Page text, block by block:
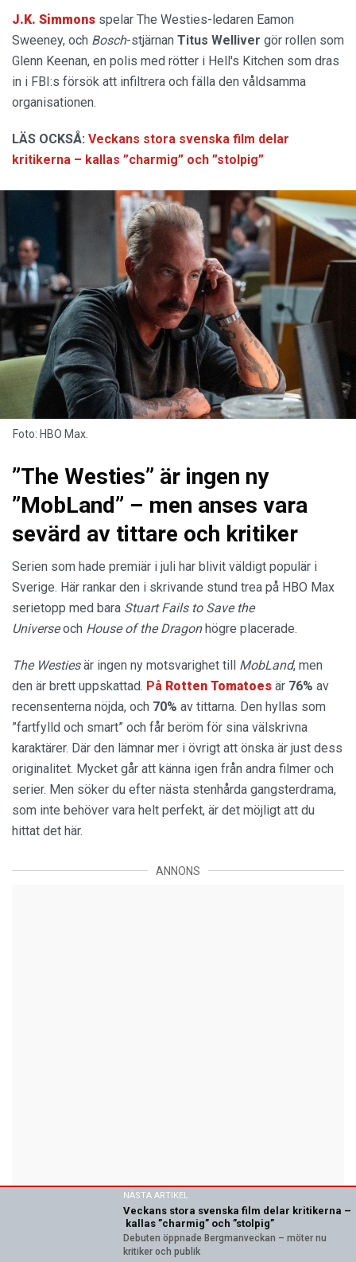
J.K. Simmons spelar The Westies-ledaren Eamon
Sweeney, och Bosch-stjärnan Titus Welliver gör rollen som
Glenn Keenan, en polis med rötter i Hell's Kitchen som dras
in i FBI:s försök att infiltrera och fälla den våldsamma
organisationen.
LÄS OCKSÅ: Veckans stora svenska film delar
kritikerna – kallas ”charmig” och ”stolpig”
Foto: HBO Max.
”The Westies” är ingen ny
”MobLand” – men anses vara
sevärd av tittare och kritiker
Serien som hade premiär i juli har blivit väldigt populär i
Sverige. Här rankar den i skrivande stund trea på HBO Max
serietopp med bara Stuart Fails to Save the
Universeoch House of the Dragonhögre placerade.
The Westiesär ingen ny motsvarighet till MobLand, men
den är brett uppskattad. På Rotten Tomatoes är 76% av
recensenterna nöjda, och 70% av tittarna. Den hyllas som
”fartfylld och smart” och får beröm för sina välskrivna
karaktärer. Där den lämnar mer i övrigt att önska är just dess
originalitet. Mycket går att känna igen från andra filmer och
serier. Men söker du efter nästa stenhårda gangsterdrama,
som inte behöver vara helt perfekt, är det möjligt att du
hittat det här.
ANNONS
NÄSTA ARTIKEL
Veckans stora svenska film delar kritikerna –
kallas ”charmig” och ”stolpig”
Debuten öppnade Bergmanveckan – möter nu
kritiker och publik